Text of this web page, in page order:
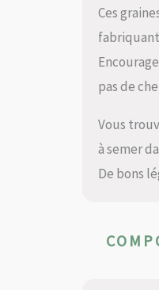
Ces
fabriquant
pas de
Vous
à semer
De bons